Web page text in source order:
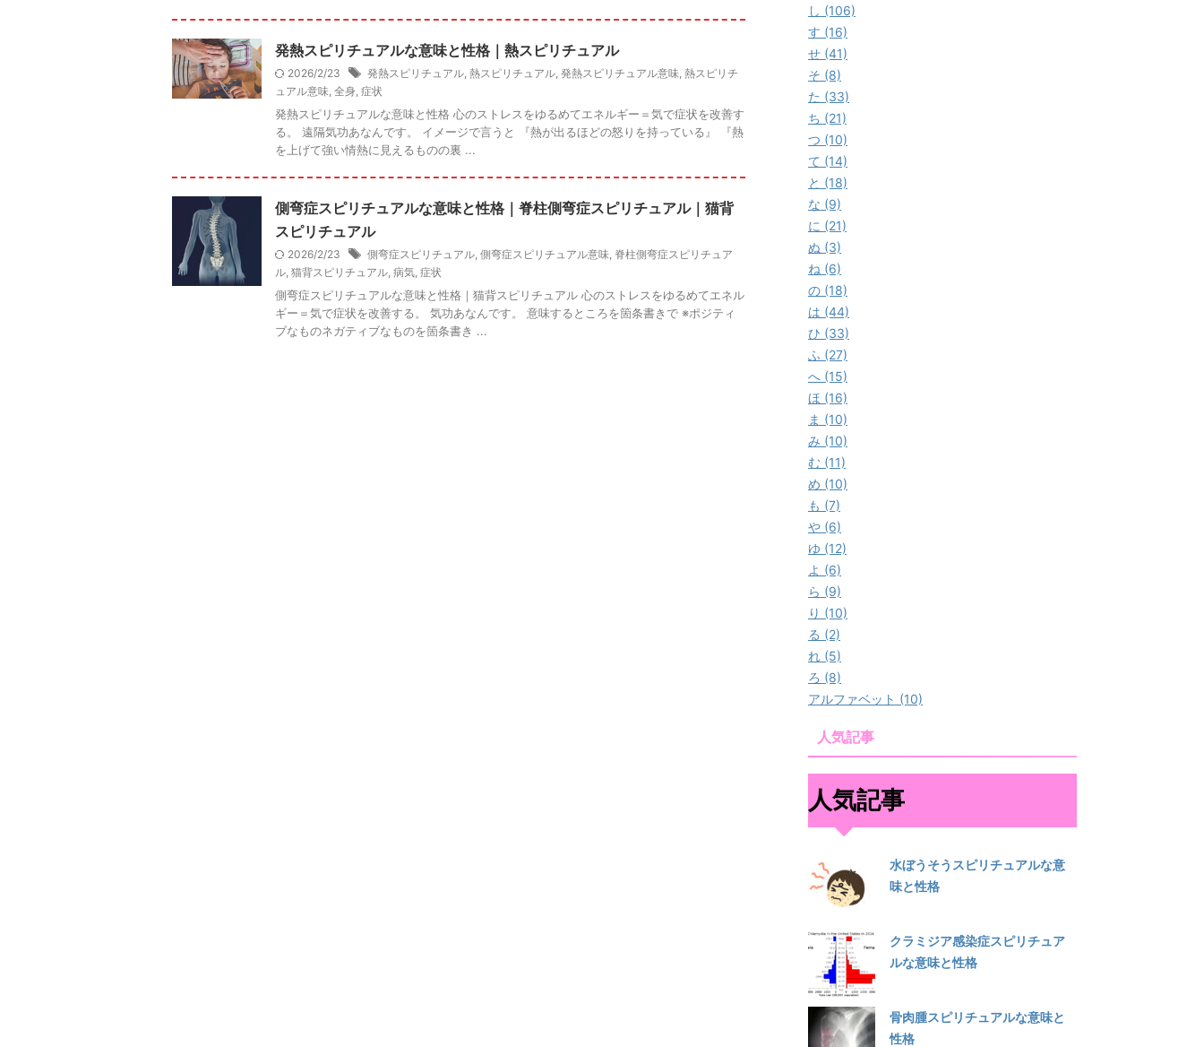
発熱スピリチュアルな意味と性格｜熱スピリチュアル
2026/2/23 発熱スピリチュアル, 熱スピリチュアル, 発熱スピリチュアル意味, 熱スピリチ
ュアル意味, 全身, 症状
発熱スピリチュアルな意味と性格 心のストレスをゆるめてエネルギー＝気で症状を改善す
る。 遠隔気功あなんです。 イメージで言うと 『熱が出るほどの怒りを持っている』 『熱
を上げて強い情熱に見えるものの裏 ...
側弯症スピリチュアルな意味と性格｜脊柱側弯症スピリチュアル｜猫背
スピリチュアル
2026/2/23 側弯症スピリチュアル, 側弯症スピリチュアル意味, 脊柱側弯症スピリチュア
ル, 猫背スピリチュアル, 病気, 症状
側弯症スピリチュアルな意味と性格｜猫背スピリチュアル 心のストレスをゆるめてエネル
ギー＝気で症状を改善する。 気功あなんです。 意味するところを箇条書きで ※ポジティ
ブなものネガティブなものを箇条書き ...
し (106)
す (16)
せ (41)
そ (8)
た (33)
ち (21)
つ (10)
て (14)
と (18)
な (9)
に (21)
ぬ (3)
ね (6)
の (18)
は (44)
ひ (33)
ふ (27)
へ (15)
ほ (16)
ま (10)
み (10)
む (11)
め (10)
も (7)
や (6)
ゆ (12)
よ (6)
ら (9)
り (10)
る (2)
れ (5)
ろ (8)
アルファベット (10)
人気記事
人気記事
水ぼうそうスピリチュアルな意
味と性格
クラミジア感染症スピリチュア
ルな意味と性格
骨肉腫スピリチュアルな意味と
性格